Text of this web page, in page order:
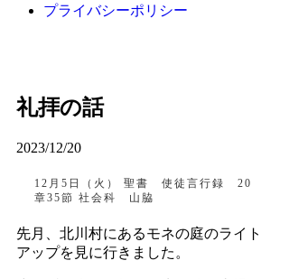
プライバシーポリシー
礼拝の話
2023/12/20
12月5日（火） 聖書 使徒言行録 20
章35節 社会科 山脇
先月、北川村にあるモネの庭のライト
アップを見に行きました。